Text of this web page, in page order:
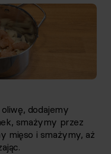
dodajemy
smażymy przez
mięso i smażymy, aż